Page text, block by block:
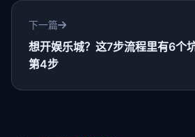
下一篇
想开娱乐城？这7步流程里有6个
第4步